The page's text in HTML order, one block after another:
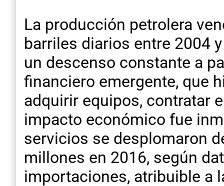
La producción petrolera
barriles diarios entre 2004
un descenso constante a
financiero emergente, que
adquirir equipos, contratar
impacto económico fue
servicios se desplomaron
millones en 2016, según
importaciones, atribuible a